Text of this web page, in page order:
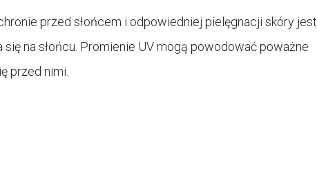
przed słońcem i odpowiedniej pielęgnacji skóry jest
na słońcu. Promienie UV mogą powodować poważne
przed nimi.